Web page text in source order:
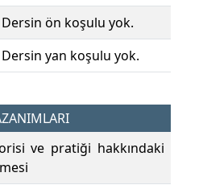
Dersin ön koşulu yok.
Dersin yan koşulu yok.
ve pratiği hakkındaki